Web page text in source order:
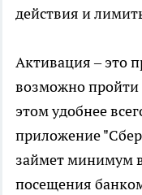
действия и
Активация – это
возможно
этом удобнее
приложение
займет минимум
посещения